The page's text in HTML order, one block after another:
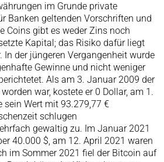
im Grunde private
Banken geltenden Vorschriften und
Coins gibt es weder Zins noch
Kapital; das Risiko dafür liegt
In der jüngeren Vergangenheit wurde
Gewinne und nicht weniger
Als am 3. Januar 2009 der
war, kostete er 0 Dollar, am 1.
sein Wert mit 93.279,77 €
schlugen
gewaltig zu. Im Januar 2021
40.000 $, am 12. April 2021 waren
im Sommer 2021 fiel der Bitcoin auf